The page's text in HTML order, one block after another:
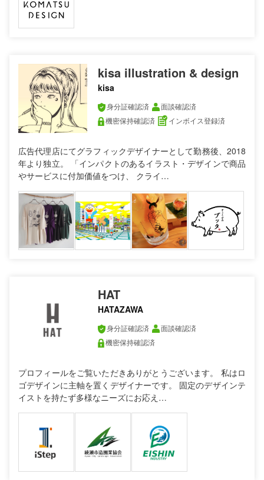
kisa illustration & design
kisa
身分証確認済
面談確認済
機密保持確認済
インボイス登録済
広告代理店にてグラフィックデザイナーとして勤務後、2018
年より独立。 「インパクトのあるイラスト・デザインで商品
やサービスに付加価値をつけ、 クライ…
HAT
HATAZAWA
身分証確認済
面談確認済
機密保持確認済
プロフィールをご覧いただきありがとうございます。 私はロ
ゴデザインに主軸を置くデザイナーです。 固定のデザインテ
イストを持たず多様なニーズにお応え…